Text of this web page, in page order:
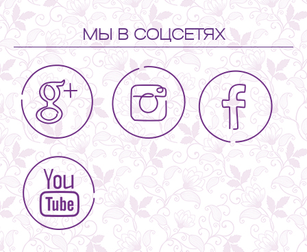
МЫ В СОЦСЕТЯХ